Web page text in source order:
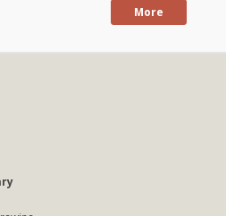
More